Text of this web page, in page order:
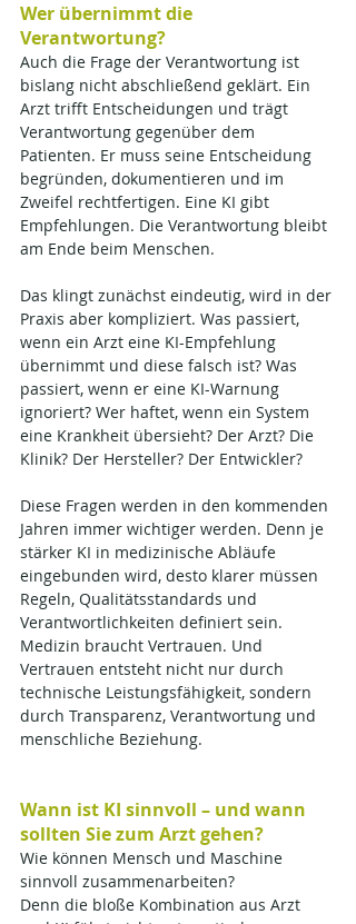
Wer übernimmt die
Verantwortung?
Auch die Frage der Verantwortung ist
bislang nicht abschließend geklärt. Ein
Arzt trifft Entscheidungen und trägt
Verantwortung gegenüber dem
Patienten. Er muss seine Entscheidung
begründen, dokumentieren und im
Zweifel rechtfertigen. Eine KI gibt
Empfehlungen. Die Verantwortung bleibt
am Ende beim Menschen.
Das klingt zunächst eindeutig, wird in der
Praxis aber kompliziert. Was passiert,
wenn ein Arzt eine KI-Empfehlung
übernimmt und diese falsch ist? Was
passiert, wenn er eine KI-Warnung
ignoriert? Wer haftet, wenn ein System
eine Krankheit übersieht? Der Arzt? Die
Klinik? Der Hersteller? Der Entwickler?
Diese Fragen werden in den kommenden
Jahren immer wichtiger werden. Denn je
stärker KI in medizinische Abläufe
eingebunden wird, desto klarer müssen
Regeln, Qualitätsstandards und
Verantwortlichkeiten definiert sein.
Medizin braucht Vertrauen. Und
Vertrauen entsteht nicht nur durch
technische Leistungsfähigkeit, sondern
durch Transparenz, Verantwortung und
menschliche Beziehung.
Wann ist KI sinnvoll – und wann
sollten Sie zum Arzt gehen?
Wie können Mensch und Maschine
sinnvoll zusammenarbeiten?
Denn die bloße Kombination aus Arzt